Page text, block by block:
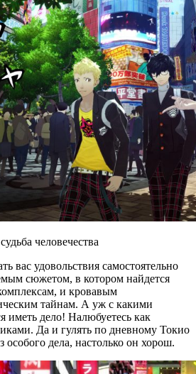
человечества
вас удовольствия самостоятельно
сюжетом, в котором найдется
и кровавым
тайнам. А уж с какими
иметь дело! Налюбуетесь как
Да и гулять по дневному Токио
особого дела, настолько он хорош.